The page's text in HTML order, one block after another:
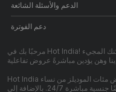
الدعم والأسئلة الشائعة
دعم الفوترة
مرحبًا بك في Hot India! نحن مجتمع مجاني على الإنترنت حيث يمكنك المجيء
Hot India مجاني بنسبة 100% والوصول إليه فوري. استعرض مئات الموديلز من نساء
ورجال وأزواج ومتحولات جنسيًا يؤدون عروضًا جنسية مباشرة 24/7. بالإضافة إلى